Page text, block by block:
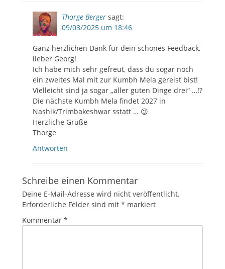
Thorge Berger sagt:
09/03/2025 um 18:46
Ganz herzlichen Dank für dein schönes Feedback,
lieber Georg!
Ich habe mich sehr gefreut, dass du sogar noch
ein zweites Mal mit zur Kumbh Mela gereist bist!
Vielleicht sind ja sogar „aller guten Dinge drei“ …!?
Die nächste Kumbh Mela findet 2027 in
Nashik/Trimbakeshwar sstatt … 😉
Herzliche Grüße
Thorge
Antworten
Schreibe einen Kommentar
Deine E-Mail-Adresse wird nicht veröffentlicht.
Erforderliche Felder sind mit * markiert
Kommentar *